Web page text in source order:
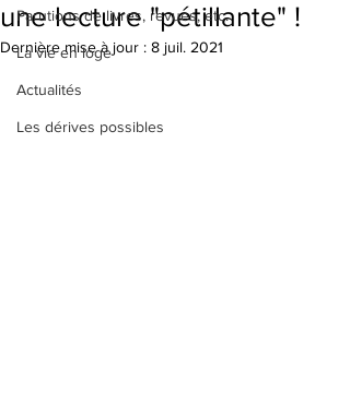
Parutions de livres, revues, etc.
La vie en loge
Actualités
Les dérives possibles
une lecture "pétillante" !
Dernière mise à jour : 8 juil. 2021